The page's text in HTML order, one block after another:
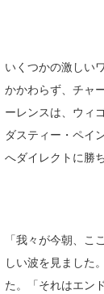
いくつかの激しい
かかわらず、チャ
ーレンスは、ウィ
ダスティー・ペイ
へダイレクトに勝
「我々が今朝、こ
しい波を見ました
た。「それはエン
OYZ
Soulman
YUKI☆
たっちー